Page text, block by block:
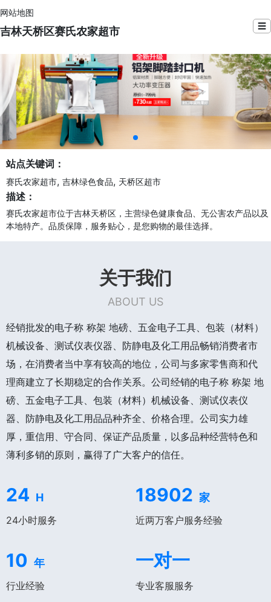
网站地图
吉林天桥区赛氏农家超市 ☰
站点关键词：
赛氏农家超市, 吉林绿色食品, 天桥区超市
描述：
赛氏农家超市位于吉林天桥区，主营绿色健康食品、无公害农产品以及
本地特产。品质保障，服务贴心，是您购物的最佳选择。
关于我们
ABOUT US
经销批发的电子称 称架 地磅、五金电子工具、包装（材料）
机械设备、测试仪表仪器、防静电及化工用品畅销消费者市
场，在消费者当中享有较高的地位，公司与多家零售商和代
理商建立了长期稳定的合作关系。公司经销的电子称 称架 地
磅、五金电子工具、包装（材料）机械设备、测试仪表仪
器、防静电及化工用品品种齐全、价格合理。公司实力雄
厚，重信用、守合同、保证产品质量，以多品种经营特色和
薄利多销的原则，赢得了广大客户的信任。
24 H
24小时服务
18902 家
近两万客户服务经验
10 年
行业经验
一对一
专业客服服务